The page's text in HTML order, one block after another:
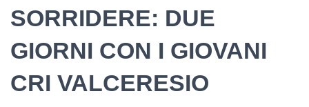
SORRIDERE: DUE
GIORNI CON I GIOVANI
CRI VALCERESIO